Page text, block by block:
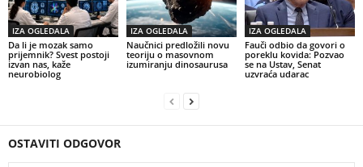
IZA OGLEDALA
Da li je mozak samo
prijemnik? Svest postoji
izvan nas, kaže
neurobiolog
IZA OGLEDALA
Naučnici predložili novu
teoriju o masovnom
izumiranju dinosaurusa
IZA OGLEDALA
Fauči odbio da govori o
poreklu kovida: Pozvao
se na Ustav, Senat
uzvraća udarac
OSTAVITI ODGOVOR